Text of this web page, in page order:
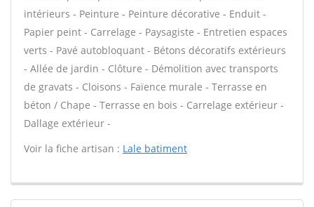
intérieurs - Peinture - Peinture décorative - Enduit -
Papier peint - Carrelage - Paysagiste - Entretien espaces
verts - Pavé autobloquant - Bétons décoratifs extérieurs
- Allée de jardin - Clôture - Démolition avec transports
de gravats - Cloisons - Faïence murale - Terrasse en
béton / Chape - Terrasse en bois - Carrelage extérieur -
Dallage extérieur -
Voir la fiche artisan : Lale batiment